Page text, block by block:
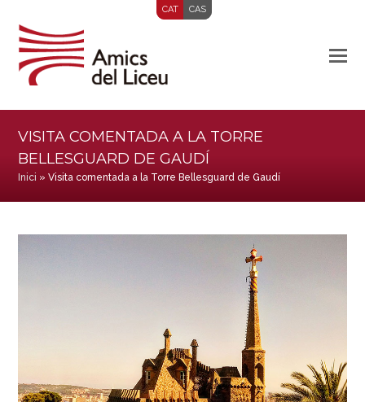
CAT CAS
VISITA COMENTADA A LA TORRE
BELLESGUARD DE GAUDÍ
Inici »Visita comentada a la Torre Bellesguard de Gaudí